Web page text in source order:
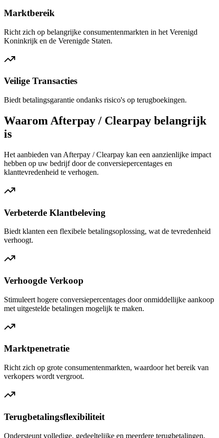
Marktbereik
Richt zich op belangrijke consumentenmarkten in het Verenigd
Koninkrijk en de Verenigde Staten.
Veilige Transacties
Biedt betalingsgarantie ondanks risico's op terugboekingen.
Waarom Afterpay / Clearpay belangrijk
is
Het aanbieden van Afterpay / Clearpay kan een aanzienlijke impact
hebben op uw bedrijf door de conversiepercentages en
klanttevredenheid te verhogen.
Verbeterde Klantbeleving
Biedt klanten een flexibele betalingsoplossing, wat de tevredenheid
verhoogt.
Verhoogde Verkoop
Stimuleert hogere conversiepercentages door onmiddellijke aankoop
met uitgestelde betalingen mogelijk te maken.
Marktpenetratie
Richt zich op grote consumentenmarkten, waardoor het bereik van
verkopers wordt vergroot.
Terugbetalingsflexibiliteit
Ondersteunt volledige, gedeeltelijke en meerdere terugbetalingen,